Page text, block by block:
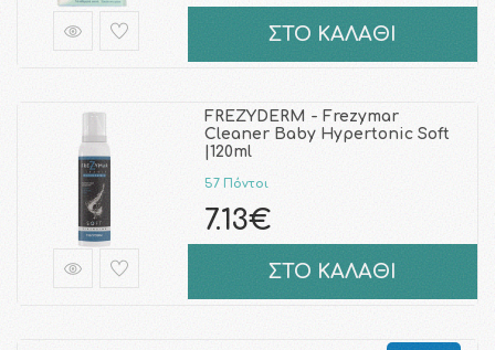
ΣΤΟ ΚΑΛΑΘΙ
FREZYDERM - Frezymar
Cleaner Baby Hypertonic Soft
|120ml
57 Πόντοι
7.13€
ΣΤΟ ΚΑΛΑΘΙ